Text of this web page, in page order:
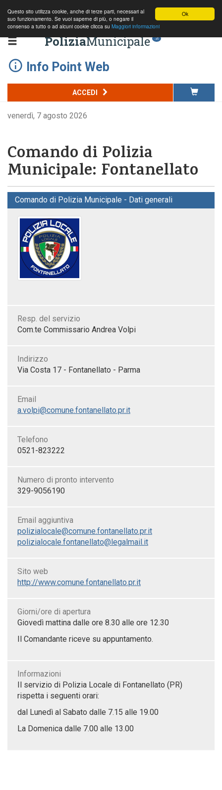
Ok
Questo sito utilizza cookie, anche di terze parti, necessari al
suo funzionamento. Se vuoi saperne di più, o negare il
consenso a tutto o ad alcuni cookie clicca su Maggiori informazioni
PoliziaMunicipale .it
Info Point Web
ACCEDI
venerdì, 7 agosto 2026
Comando di Polizia
Municipale: Fontanellato
Comando di Polizia Municipale - Dati generali
Resp. del servizio
Com.te Commissario Andrea Volpi
Indirizzo
Via Costa 17 - Fontanellato - Parma
Email
a.volpi@comune.fontanellato.pr.it
Telefono
0521-823222
Numero di pronto intervento
329-9056190
Email aggiuntiva
polizialocale@comune.fontanellato.pr.it
polizialocale.fontanellato@legalmail.it
Sito web
http://www.comune.fontanellato.pr.it
Giorni/ore di apertura
Giovedì mattina dalle ore 8.30 alle ore 12.30
Il Comandante riceve su appuntamento.
Informazioni
Il servizio di Polizia Locale di Fontanellato (PR)
rispetta i seguenti orari:
dal Lunedì al Sabato dalle 7.15 alle 19.00
La Domenica dalle 7.00 alle 13.00